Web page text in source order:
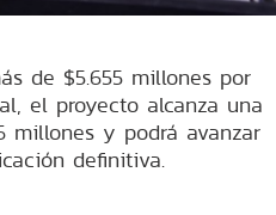
de $5.655 millones por
el proyecto alcanza una
millones y podrá avanzar
definitiva.